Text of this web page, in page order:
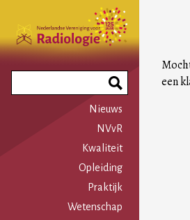
naar
de
inhoud
gaan
Phrase
Nieuws
NVvR
Kwaliteit
Opleiding
Praktijk
Wetenschap
een